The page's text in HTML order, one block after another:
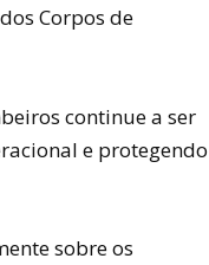
Corpos de
continue a ser
e protegendo
sobre os